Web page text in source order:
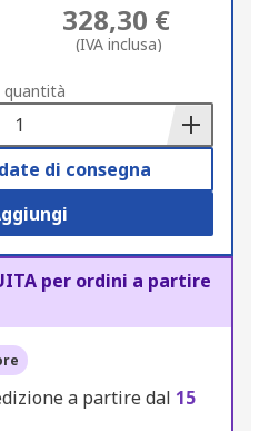
328,30 €
(IVA inclusa)
quantità
di consegna
per ordini a partire
a partire dal 15